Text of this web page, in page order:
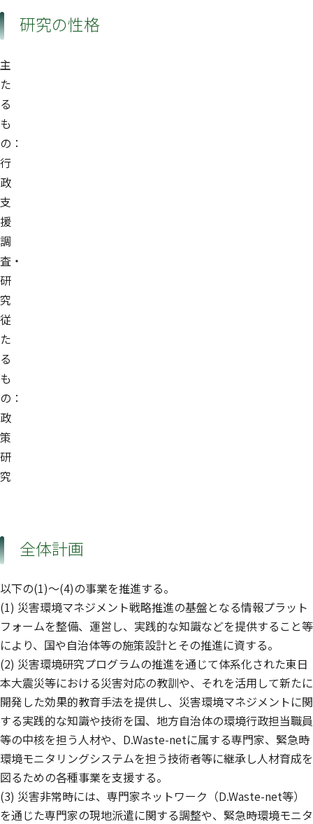
研究の性格
主
た
る
も
の：
行
政
支
援
調
査・
研
究
従
た
る
も
の：
政
策
研
究
全体計画
以下の(1)〜(4)の事業を推進する。
(1) 災害環境マネジメント戦略推進の基盤となる情報プラット
フォームを整備、運営し、実践的な知識などを提供すること等
により、国や自治体等の施策設計とその推進に資する。
(2) 災害環境研究プログラムの推進を通じて体系化された東日
本大震災等における災害対応の教訓や、それを活用して新たに
開発した効果的教育手法を提供し、災害環境マネジメントに関
する実践的な知識や技術を国、地方自治体の環境行政担当職員
等の中核を担う人材や、D.Waste-netに属する専門家、緊急時
環境モニタリングシステムを担う技術者等に継承し人材育成を
図るための各種事業を支援する。
(3) 災害非常時には、専門家ネットワーク（D.Waste-net等）
を通じた専門家の現地派遣に関する調整や、緊急時環境モニタ